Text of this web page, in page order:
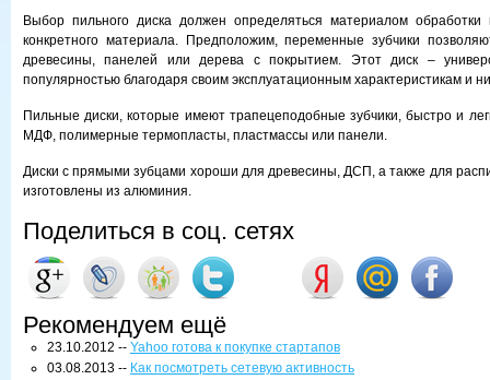
Выбор пильного диска должен определяться материалом
конкретного материала. Предположим, переменные зубчики
древесины, панелей или дерева с покрытием. Этот диск –
популярностью благодаря своим эксплуатационным характеристикам и
Пильные диски, которые имеют трапецеподобные зубчики, быстро и
МДФ, полимерные термопласты, пластмассы или панели.
Диски с прямыми зубцами хороши для древесины, ДСП, а также для
изготовлены из алюминия.
Поделиться в соц. сетях
Рекомендуем ещё
23.10.2012 -- Yahoo готова к покупке стартапов
03.08.2013 -- Как посмотреть сетевую активность